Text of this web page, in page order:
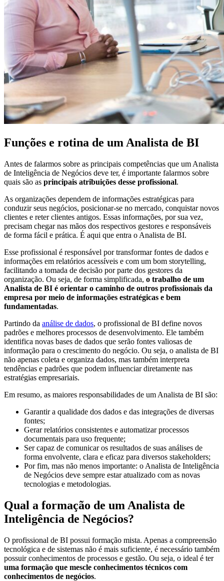
Funções e rotina de um Analista de BI
Antes de falarmos sobre as principais competências que um Analista
de Inteligência de Negócios deve ter, é importante falarmos sobre
quais são as principais atribuições desse profissional.
As organizações dependem de informações estratégicas para
conduzir seus negócios, posicionar-se no mercado, conquistar novos
clientes e reter clientes antigos. Essas informações, por sua vez,
precisam chegar nas mãos dos respectivos gestores e responsáveis
de forma fácil e prática. É aqui que entra o Analista de BI.
Esse profissional é responsável por transformar fontes de dados e
informações em relatórios acessíveis e com um bom storytelling,
facilitando a tomada de decisão por parte dos gestores da
organização. Ou seja, de forma simplificada, o trabalho de um
Analista de BI é orientar o caminho de outros profissionais da
empresa por meio de informações estratégicas e bem
fundamentadas.
Partindo da análise de dados, o profissional de BI define novos
padrões e melhores processos de desenvolvimento. Ele também
identifica novas bases de dados que serão fontes valiosas de
informação para o crescimento do negócio. Ou seja, o analista de BI
não apenas coleta e organiza dados, mas também interpreta
tendências e padrões que podem influenciar diretamente nas
estratégias empresariais.
Em resumo, as maiores responsabilidades de um Analista de BI são:
Garantir a qualidade dos dados e das integrações de diversas
fontes;
Gerar relatórios consistentes e automatizar processos
documentais para uso frequente;
Ser capaz de comunicar os resultados de suas análises de
forma envolvente, clara e eficaz para diversos stakeholders;
Por fim, mas não menos importante: o Analista de Inteligência
de Negócios deve sempre estar atualizado com as novas
tecnologias e metodologias.
Qual a formação de um Analista de
Inteligência de Negócios?
O profissional de BI possui formação mista. Apenas a compreensão
tecnológica e de sistemas não é mais suficiente, é necessário também
possuir conhecimentos de processos e gestão. Ou seja, o ideal é ter
uma formação que mescle conhecimentos técnicos com
conhecimentos de negócios.